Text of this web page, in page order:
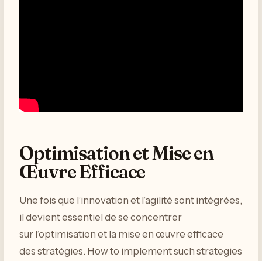
Optimisation et Mise en
Œuvre Efficace
Une fois que l’innovation et l’agilité sont intégrées,
il devient essentiel de se concentrer
sur l’optimisation et la mise en œuvre efficace
des stratégies. How to implement such strategies